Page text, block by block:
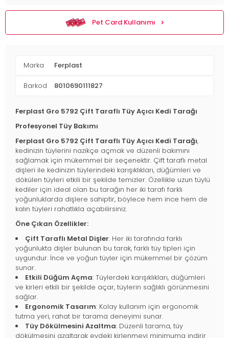
Pet Card Kullanımı
Marka Ferplast
Barkod 8010690111827
Ferplast Gro 5792 Çift Taraflı Tüy Açıcı Kedi Tarağı
Profesyonel Tüy Bakımı
Ferplast Gro 5792 Çift Taraflı Tüy Açıcı Kedi Tarağı,
kedinizin tüylerini nazikçe açmak ve düzenli bakımını
sağlamak için mükemmel bir seçenektir. Çift taraflı metal
dişleri ile kedinizin tüylerindeki karışıklıkları, düğümleri ve
dökülen tüyleri etkili bir şekilde temizler. Özellikle uzun tüylü
kediler için ideal olan bu tarağın her iki tarafı farklı
yoğunluklarda dişlere sahiptir, böylece hem ince hem de
kalın tüyleri rahatlıkla açabilirsiniz.
Öne Çıkan Özellikler:
Çift Taraflı Metal Dişler: Her iki tarafında farklı
yoğunlukta dişler bulunan bu tarak, farklı tüy tipleri için
uygundur. İnce ve yoğun tüyler için mükemmel bir çözüm
sunar.
Etkili Düğüm Açma: Tüylerdeki karışıklıkları, düğümleri
ve kirleri etkili bir şekilde açar, tüylerin sağlıklı görünmesini
sağlar.
Ergonomik Tasarım: Kolay kullanım için ergonomik
tutma yeri, rahat bir tarama deneyimi sunar.
Tüy Dökülmesini Azaltma: Düzenli tarama, tüy
dökülmesini azaltarak evdeki kirlenmeyi minimuma indirir